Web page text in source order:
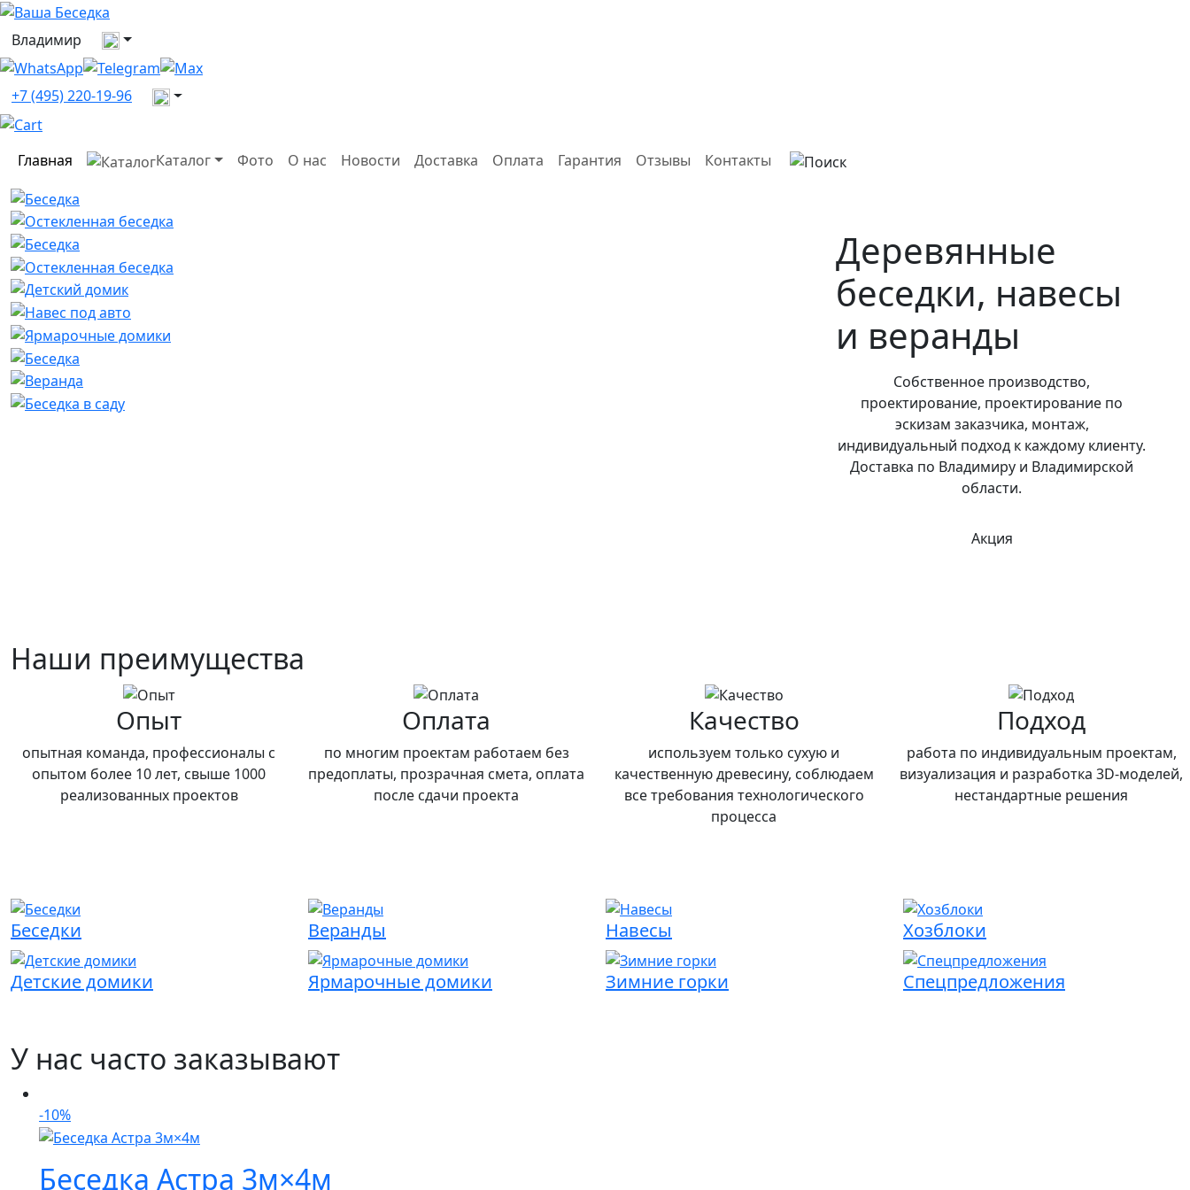
Владимир Выберите город
+7 (495) 220-19-96 Все контакты
Главная Каталог Фото О нас Новости Доставка Оплата Гарантия Отзывы Контакты
Деревянные
беседки, навесы
и веранды
Собственное производство,
проектирование, проектирование по
эскизам заказчика, монтаж,
индивидуальный подход к каждому клиенту.
Доставка по Владимиру и Владимирской
области.
Акция
Наши преимущества
Опыт
опытная команда, профессионалы с
опытом более 10 лет, свыше 1000
реализованных проектов
Оплата
по многим проектам работаем без
предоплаты, прозрачная смета, оплата
после сдачи проекта
Качество
используем только сухую и
качественную древесину, соблюдаем
все требования технологического
процесса
Подход
работа по индивидуальным проектам,
визуализация и разработка 3D-моделей,
нестандартные решения
Беседки Веранды Навесы Хозблоки
Детские домики Ярмарочные домики Зимние горки Спецпредложения
У нас часто заказывают
-10%
Беседка Астра 3м×4м